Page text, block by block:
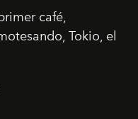
café,
Tokio, el